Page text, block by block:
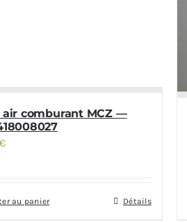
comburant MCZ —
€
au panier Détails